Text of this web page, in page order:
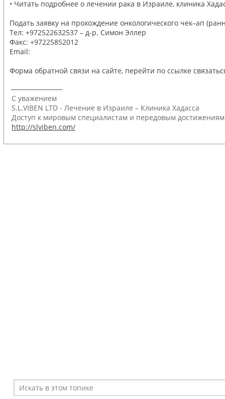
• Читать подробнее о лечении рака в Израиле, клиника
Подать заявку на прохождение онкологического чек–ап
Тел: +972522632537 – д-р. Симон Эллер
Факс: +97225852012
Email:
Форма обратной связи на сайте, перейти по ссылке
С уважением
S.L.VIBEN LTD - Лечение в Израиле – Клиника Хадасса
Доступ к мировым специалистам и передовым
http://slviben.com/